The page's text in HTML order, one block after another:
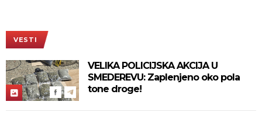
VESTI
VELIKA POLICIJSKA AKCIJA U
SMEDEREVU: Zaplenjeno oko pola
tone droge!